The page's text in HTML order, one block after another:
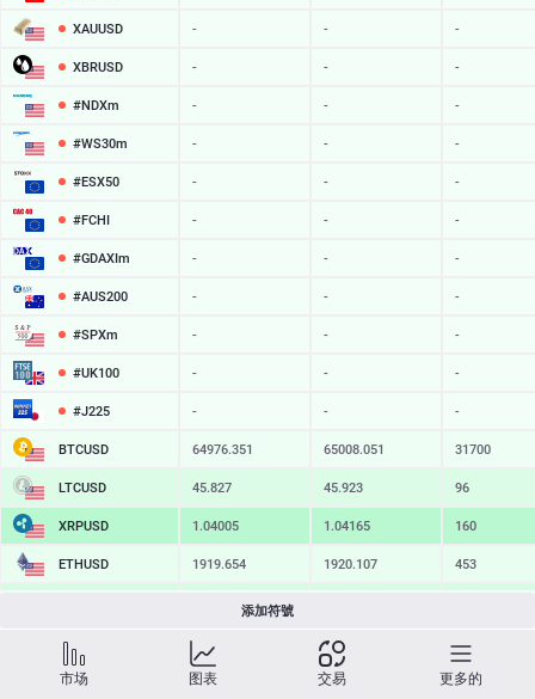
XAUUSD - - -
XBRUSD - - -
#NDXm - - -
#WS30m - - -
#ESX50 - - -
#FCHI - - -
#GDAXIm - - -
#AUS200 - - -
#SPXm - - -
#UK100 - - -
#J225 - - -
BTCUSD 64975.911 65008.651 32740
LTCUSD 45.827 45.923 96
XRPUSD 1.04005 1.04165 160
ETHUSD 1919.654 1920.107 453
SOLUSD 76.09
TSLA - - -
添加符號
市场 图表 交易 更多的